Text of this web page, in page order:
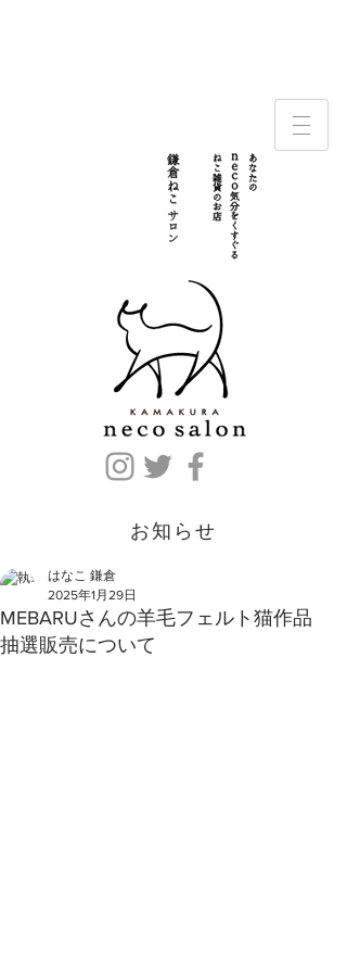
お知らせ
MEBARUさんの羊毛フェルト猫作品
抽選販売について
はなこ 鎌倉
2025年1月29日